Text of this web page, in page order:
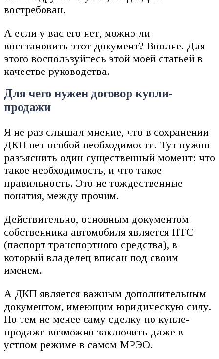
востребован.
А если у вас его нет, можно ли
восстановить этот документ? Вполне. Для
этого воспользуйтесь этой моей статьей в
качестве руководства.
Для чего нужен договор купли-
продажи
Я не раз слышал мнение, что в сохранении
ДКП нет особой необходимости. Тут нужно
разъяснить один существенный момент: что
такое необходимость, и что такое
правильность. Это не тождественные
понятия, между прочим.
Действительно, основным документом
собственника автомобиля является ПТС
(паспорт транспортного средства), в
который владелец вписан под своим
именем.
А ДКП является важным дополнительным
документом, имеющим юридическую силу.
Но тем не менее саму сделку по купле-
продаже возможно заключить даже в
устном режиме в самом МРЭО.